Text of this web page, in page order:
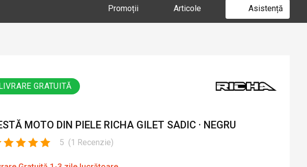
Promoții Articole Asistență
GRATUITĂ
MOTO DIN PIELE RICHA GILET SADIC · NEGRU
5 (1 Recenzie)